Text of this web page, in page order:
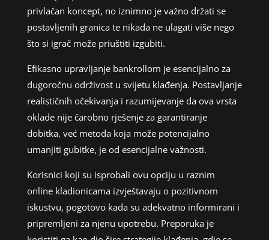
privlačan koncept, no iznimno je važno držati se
postavljenih granica te nikada ne ulagati više nego
što si igrač može priuštiti izgubiti.
Efikasno upravljanje bankrollom je esencijalno za
dugoročnu održivost u svijetu klađenja. Postavljanje
realističnih očekivanja i razumijevanje da ova vrsta
oklade nije čarobno rješenje za garantiranje
dobitka, već metoda koja može potencijalno
umanjiti gubitke, je od esencijalne važnosti.
Korisnici koji su isprobali ovu opciju u raznim
online kladionicama izvještavaju o pozitivnom
iskustvu, pogotovo kada su adekvatno informirani i
pripremljeni za njenu upotrebu. Preporuka je